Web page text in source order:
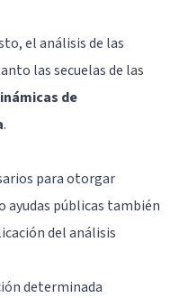
el análisis de las
las secuelas de las
de
.
para otorgar
ayudas públicas también
del análisis
determinada